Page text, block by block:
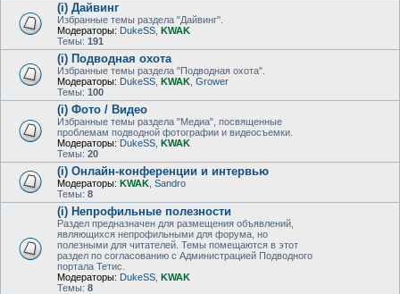
(i) Дайвинг
Избранные темы раздела "Дайвинг".
Модераторы: DukeSS KWAK
Темы: 191
(i) Подводная охота
Избранные темы раздела "Подводная охота".
Модераторы: DukeSS KWAK Grower
Темы: 100
(i) Фото / Видео
Избранные темы раздела "Медиа", посвященные
проблемам подводной фотографии и видеосъемки.
Модераторы: DukeSS KWAK
Темы: 20
(i) Онлайн-конференции и интервью
Модераторы: KWAK Sandro
Темы: 8
(i) Непрофильные полезности
Раздел предназначен для размещения объявлений,
являющихся непрофильными для форума, но
полезными для читателей. Темы помещаются в этот
раздел по согласованию с Администрацией Подводного
портала Тетис.
Модераторы: DukeSS KWAK
Темы: 8